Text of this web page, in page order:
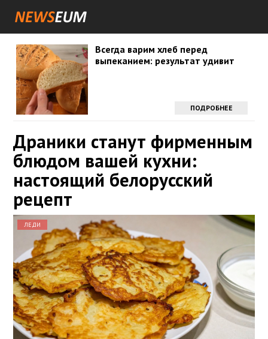
Всегда варим хлеб перед
выпеканием: результат удивит
ПОДРОБНЕЕ
Драники станут фирменным
блюдом вашей кухни:
настоящий белорусский
рецепт
ЛЕДИ